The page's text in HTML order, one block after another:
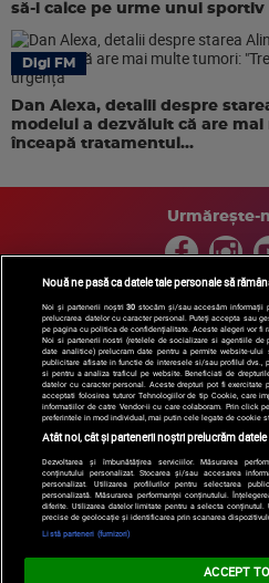
să-i calce pe urme unui
Digi FM
Dan Alexa, detalii despre
modelul a dezvăluit că are
înceapă tratamentul...
Urmărește-
Copyright © 2026 /
Arhiva
Comunicate de presă
si conditii
Gestionați preferințele
Nouă ne pasă ca datele tale personale să
Noi și partenerii noștri30 stocăm și/sau accesăm informații
prelucrarea datelor cu caracter personal. Puteți accepta sau
pe pagina cu politica de confidențialitate. Aceste alegeri vor fi
Noi si partenerii nostri (retelele de socializare si agentiile
date analitice) prelucram date pentru a permite website-
publicitare afisate in functie de interesele si/sau profilul dvs.,
si pentru a analiza traficul pe website. Beneficiati de
datelor cu caracter personal. Aceste drepturi pot fi exercitate
acceptati folosirea tuturor Tehnologiilor de tip Cookie, care
informatiilor de catre Vendor-ii cu care colaboram. Prin click pe
preferintele in mod individual, mai putin cele legate de cookie
Atât noi, cât și partenerii noștri prelucrăm
Dezvoltarea și îmbunătățirea serviciilor. Măsurarea
conținutului personalizat. Stocarea și/sau accesarea
personalizat. Utilizarea profilurilor pentru selectarea
personalizată. Măsurarea performanței conținutului.
diferite. Utilizarea datelor limitate pentru a selecta
precise de geolocație și identificarea prin scanarea
Listă parteneri (furnizori)
ACCEPT